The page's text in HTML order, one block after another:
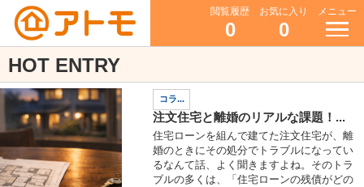
閲覧履歴
0
お気に入り
0
メニュー
HOT ENTRY
コラ...
注文住宅と離婚のリアルな課題！...
住宅ローンを組んで建てた注文住宅が、離
婚のときにその処分でトラブルになってい
るなんて話、よく聞きますよね。そのトラ
ブルの多くは、「住宅ローンの残債がどの